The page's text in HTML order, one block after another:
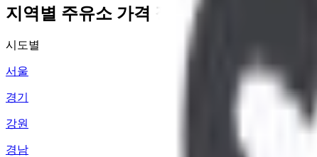
지역별 주유소 가격 정보
시도별
서울
경기
강원
경남